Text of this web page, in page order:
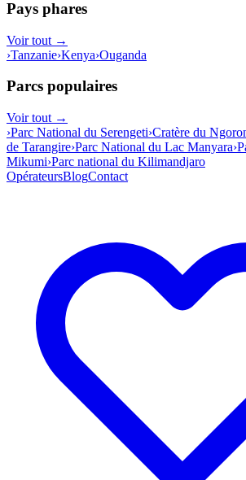
Pays phares
Voir tout →
›Tanzanie›Kenya›Ouganda
Parcs populaires
Voir tout →
›Parc National du Serengeti›Cratère du
de Tarangire›Parc National du Lac Manyara›
Mikumi›Parc national du Kilimandjaro
OpérateursBlogContact